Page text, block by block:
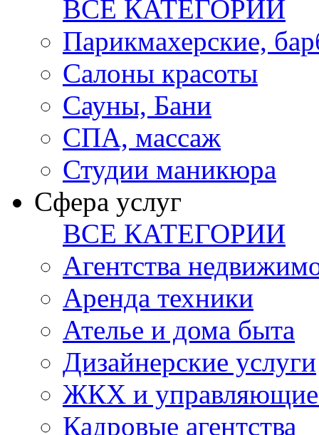
ВСЕ КАТЕГОРИИ
Парикмахерские,
Салоны красоты
Сауны, Бани
СПА, массаж
Студии маникюра
Сфера услуг
ВСЕ КАТЕГОРИИ
Агентства
Аренда техники
Ателье и дома быта
Дизайнерские услуги
ЖКХ и управляющие
Кадровые агентства